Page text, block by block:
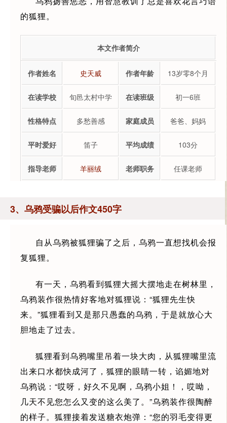
的狐狸。
本文作者简介
作者姓名 史天威 作者年龄 13岁零8个月
在读学校 旬邑太村中学 在读班级 初一6班
性格特点 多愁善感 家庭成员 爸爸、妈妈
平时爱好 笛子 平均成绩 103分
指导老师 羊丽绒 老师职务 任课老师
3、乌鸦受骗以后作文450字
自从乌鸦被狐狸骗了之后，乌鸦一直想找机会报
复狐狸。
有一天，乌鸦看到狐狸大摇大摆地走在树林里，
乌鸦装作很热情好客地对狐狸说：“狐狸先生快
来。”狐狸看到又是那只愚蠢的乌鸦，于是就放心大
胆地走了过去。
狐狸看到乌鸦嘴里吊着一块大肉，从狐狸嘴里流
出来口水都快成河了，狐狸的眼睛一转，谄媚地对
乌鸦说：“哎呀，好久不见啊，乌鸦小姐！，哎呦，
几天不见您怎么又变的这么美了。”乌鸦装作很陶醉
的样子。狐狸接着发送糖衣炮弹：“您的羽毛变得更